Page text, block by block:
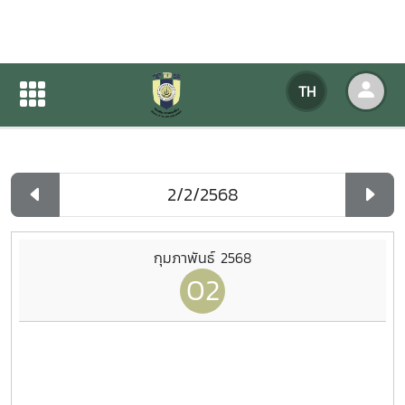
TH
ปฏิทินกิจกรรมของหน่วยงาน
ปฏิทินกิจกรรมของหน่วยงาน
กุมภาพันธ์ 2568
02